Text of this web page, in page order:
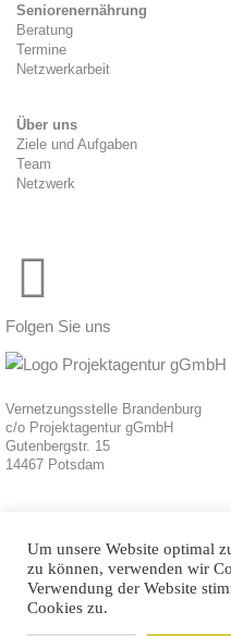
Um unsere Website optimal
zu können, verwenden wir
Verwendung der Website
Cookies zu.
Seniorenernährung
Beratung
Termine
Netzwerkarbeit
Über uns
Ziele und Aufgaben
Team
Netzwerk
Folgen Sie uns
Vernetzungsstelle Brandenburg
c/o Projektagentur gGmbH
Gutenbergstr. 15
14467 Potsdam